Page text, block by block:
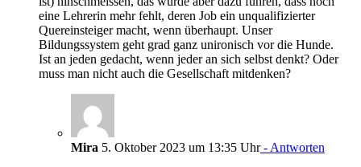
eine Lehrerin mehr fehlt, deren Job ein unqualifizierter
Quereinsteiger macht, wenn überhaupt. Unser
Bildungssystem geht grad ganz unironisch vor die Hunde.
Ist an jeden gedacht, wenn jeder an sich selbst denkt? Oder
muss man nicht auch die Gesellschaft mitdenken?
Mira 5. Oktober 2023 um 13:35 Uhr- Antworten